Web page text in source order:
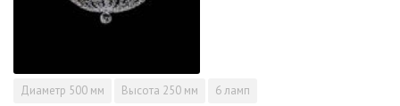
Диаметр 500 мм Высота 250 мм 6 ламп